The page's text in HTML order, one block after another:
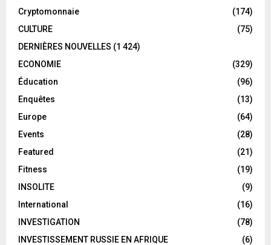
Cryptomonnaie
(174)
CULTURE
(75)
DERNIÈRES NOUVELLES (1 424)
ECONOMIE
(329)
Éducation
(96)
Enquêtes
(13)
Europe
(64)
Events
(28)
Featured
(21)
Fitness
(19)
INSOLITE
(9)
International
(16)
INVESTIGATION
(78)
INVESTISSEMENT RUSSIE EN AFRIQUE
(6)